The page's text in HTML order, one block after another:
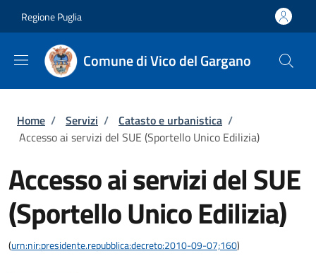
Regione Puglia
Comune di Vico del Gargano
Briciole di pane
Home / Servizi / Catasto e urbanistica /
Accesso ai servizi del SUE (Sportello Unico Edilizia)
Accesso ai servizi del SUE
(Sportello Unico Edilizia)
(urn:nir:presidente.repubblica:decreto:2010-09-07;160)